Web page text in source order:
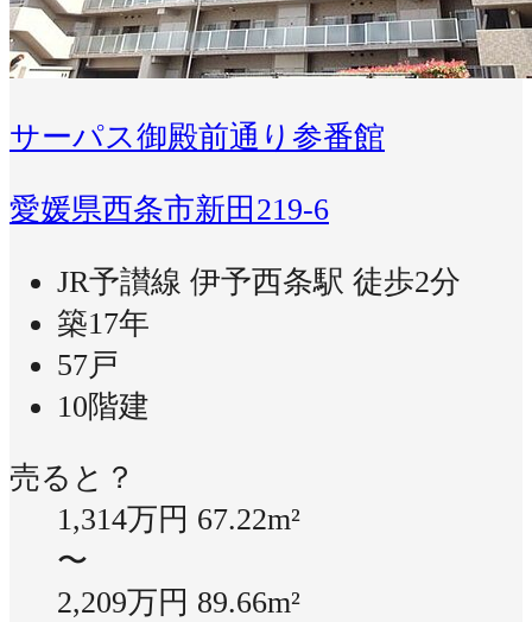
サーパス御殿前通り参番館
愛媛県西条市新田219-6
JR予讃線 伊予西条駅 徒歩2分
築17年
57戸
10階建
売ると？
1,314万円 67.22m²
〜
2,209万円 89.66m²